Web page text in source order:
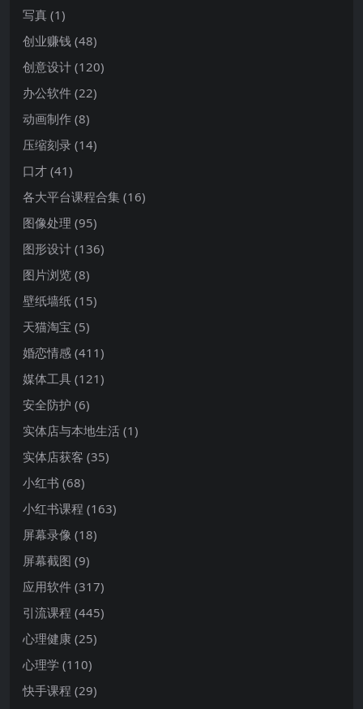
写真 (1)
创业赚钱 (48)
创意设计 (120)
办公软件 (22)
动画制作 (8)
压缩刻录 (14)
口才 (41)
各大平台课程合集 (16)
图像处理 (95)
图形设计 (136)
图片浏览 (8)
壁纸墙纸 (15)
天猫淘宝 (5)
婚恋情感 (411)
媒体工具 (121)
安全防护 (6)
实体店与本地生活 (1)
实体店获客 (35)
小红书 (68)
小红书课程 (163)
屏幕录像 (18)
屏幕截图 (9)
应用软件 (317)
引流课程 (445)
心理健康 (25)
心理学 (110)
快手课程 (29)